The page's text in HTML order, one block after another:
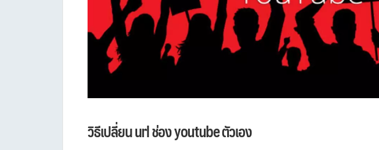
วิธีเปลี่ยน url ช่อง youtube ตัวเอง